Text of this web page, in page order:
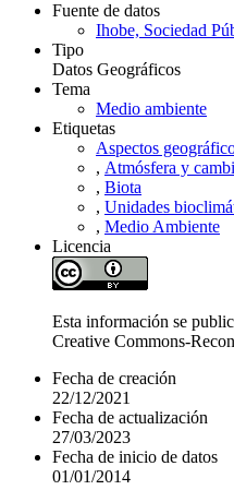
Fuente de datos
Ihobe, Sociedad
Tipo
Datos Geográficos
Tema
Medio ambiente
Etiquetas
Aspectos
, Atmósfera y
, Biota
, Unidades
, Medio Ambiente
Licencia
Esta información se
Creative Commons-
Fecha de creación
22/12/2021
Fecha de actualización
27/03/2023
Fecha de inicio de datos
01/01/2014